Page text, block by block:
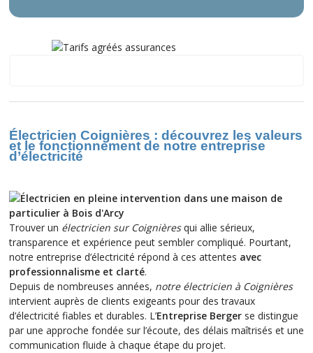
Électricien Coignières : découvrez les valeurs
et le fonctionnement de notre entreprise
d’électricité
Trouver un électricien sur Coignièresqui allie sérieux,
transparence et expérience peut sembler compliqué. Pourtant,
notre entreprise d’électricité répond à ces attentes avec
professionnalisme et clarté.
Depuis de nombreuses années, notre électricien à Coignières
intervient auprès de clients exigeants pour des travaux
d’électricité fiables et durables. L’Entreprise Berger se distingue
par une approche fondée sur l’écoute, des délais maîtrisés et une
communication fluide à chaque étape du projet.